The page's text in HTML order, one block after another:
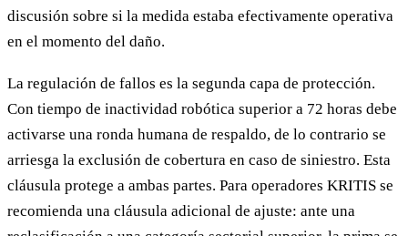
discusión sobre si la medida estaba efectivamente operativa
en el momento del daño.
La regulación de fallos es la segunda capa de protección.
Con tiempo de inactividad robótica superior a 72 horas debe
activarse una ronda humana de respaldo, de lo contrario se
arriesga la exclusión de cobertura en caso de siniestro. Esta
cláusula protege a ambas partes. Para operadores KRITIS se
recomienda una cláusula adicional de ajuste: ante una